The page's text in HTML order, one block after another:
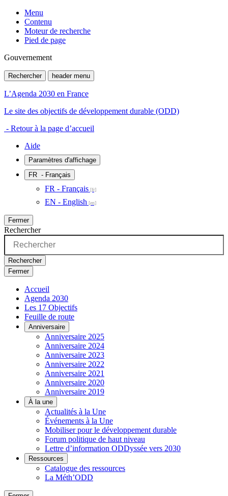
Menu
Contenu
Moteur de recherche
Pied de page
Gouvernement
Rechercher header menu
L’Agenda 2030 en France
Le site des objectifs de développement durable (ODD)
- Retour à la page d’accueil
Aide
Paramètres d'affichage
FR - Français
FR - Français
EN - English
Fermer
Rechercher
Rechercher
Fermer
Accueil
Agenda 2030
Les 17 Objectifs
Feuille de route
Anniversaire
Anniversaire 2025
Anniversaire 2024
Anniversaire 2023
Anniversaire 2022
Anniversaire 2021
Anniversaire 2020
Anniversaire 2019
À la une
Actualités à la Une
Événements à la Une
Mobiliser pour le développement durable
Forum politique de haut niveau
Lettre d’information ODDyssée vers 2030
Ressources
Catalogue des ressources
La Méth’ODD